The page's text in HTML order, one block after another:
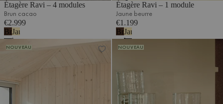
Étagère Ravi – 4 modules
Brun cacao
€2.999
Brun
cacao
Jaune
beurre
Étagère Ravi – 1 module
Jaune beurre
€1.199
Brun
cacao
Jaune
beurre
NOUVEAU NOUVEAU